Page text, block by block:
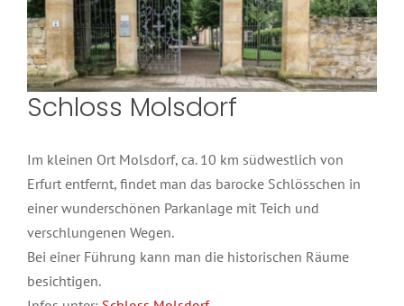
Schloss Molsdorf
Im kleinen Ort Molsdorf, ca. 10 km südwestlich von
Erfurt entfernt, findet man das barocke Schlösschen in
einer wunderschönen Parkanlage mit Teich und
verschlungenen Wegen.
Bei einer Führung kann man die historischen Räume
besichtigen.